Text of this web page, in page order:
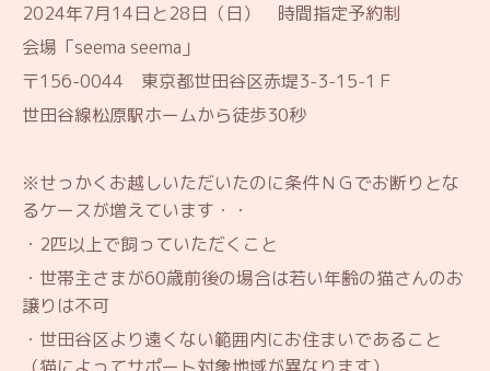
2024年7月14日と28日（日） 時間指定予約制
会場「seema seema」
〒156-0044 東京都世田谷区赤堤3-3-15-1Ｆ
世田谷線松原駅ホームから徒歩30秒
※せっかくお越しいただいたのに条件ＮＧでお断りとな
るケースが増えています・・
・2匹以上で飼っていただくこと
・世帯主さまが60歳前後の場合は若い年齢の猫さんのお
譲りは不可
・世田谷区より遠くない範囲内にお住まいであること